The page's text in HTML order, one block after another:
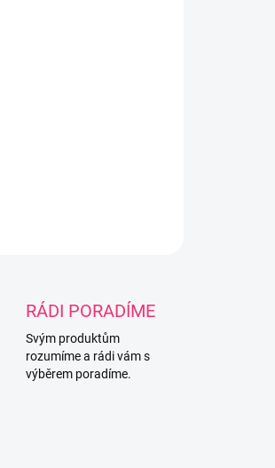
RÁDI PORADÍME
Svým produktům
rozumíme a rádi vám s
výběrem poradíme.